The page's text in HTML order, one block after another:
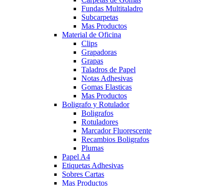
Fundas Multitaladro
Subcarpetas
Mas Productos
Material de Oficina
Clips
Grapadoras
Grapas
Taladros de Papel
Notas Adhesivas
Gomas Elasticas
Mas Productos
Boligrafo y Rotulador
Boligrafos
Rotuladores
Marcador Fluorescente
Recambios Boligrafos
Plumas
Papel A4
Etiquetas Adhesivas
Sobres Cartas
Mas Productos